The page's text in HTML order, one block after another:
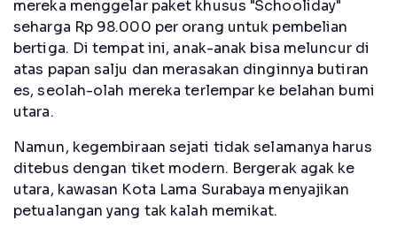
mereka menggelar paket khusus "Schooliday"
seharga Rp 98.000 per orang untuk pembelian
bertiga. Di tempat ini, anak-anak bisa meluncur di
atas papan salju dan merasakan dinginnya butiran
es, seolah-olah mereka terlempar ke belahan bumi
utara.
Namun, kegembiraan sejati tidak selamanya harus
ditebus dengan tiket modern. Bergerak agak ke
utara, kawasan Kota Lama Surabaya menyajikan
petualangan yang tak kalah memikat.